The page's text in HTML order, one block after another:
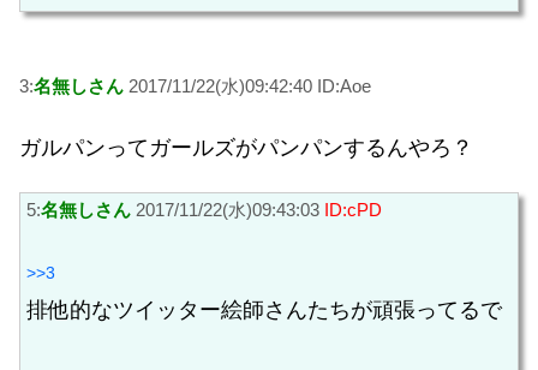
3:名無しさん 2017/11/22(水)09:42:40 ID:Aoe
ガルパンってガールズがパンパンするんやろ？
5:名無しさん 2017/11/22(水)09:43:03 ID:cPD
>>3
排他的なツイッター絵師さんたちが頑張ってるで